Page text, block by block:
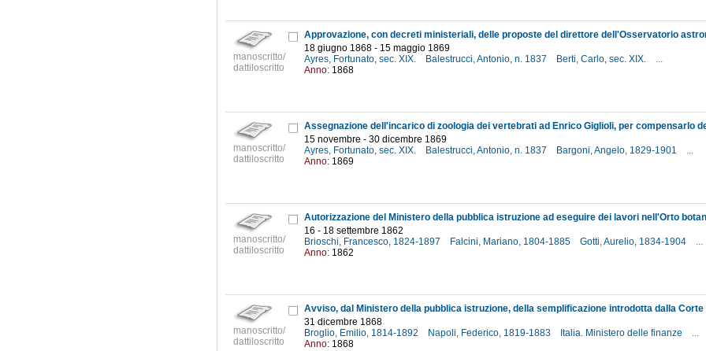
manoscritto/
dattiloscritto
18 giugno 1868 - 15 maggio 1869
Ayres, Fortunato, sec. XIX.
Balestrucci, Antonio, n. 1837 Berti, Carlo, sec. XIX.
...
Anno: 1868
manoscritto/
dattiloscritto
15 novembre - 30 dicembre 1869
Ayres, Fortunato, sec. XIX.
Balestrucci, Antonio, n. 1837 Bargoni, Angelo, 1829-1901
...
Anno: 1869
manoscritto/
dattiloscritto
16 - 18 settembre 1862
Brioschi, Francesco, 1824-1897
Falcini, Mariano, 1804-1885 Gotti, Aurelio, 1834-1904
...
Anno: 1862
manoscritto/
dattiloscritto
31 dicembre 1868
Broglio, Emilio, 1814-1892
Napoli, Federico, 1819-1883 Italia. Ministero delle finanze
...
Anno: 1868